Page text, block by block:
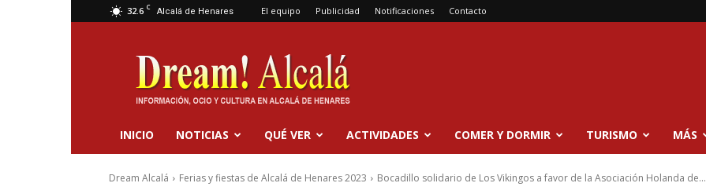
32.6 C Alcalá de Henares El equipo Publicidad Notificaciones Contacto
Dream
Alcalá
INICIO NOTICIAS QUÉ VER ACTIVIDADES COMER Y DORMIR TURISMO MÁS
Dream Alcalá Ferias y fiestas de Alcalá de Henares 2023 Bocadillo solidario de Los Vikingos a favor de la Asociación Holanda de...